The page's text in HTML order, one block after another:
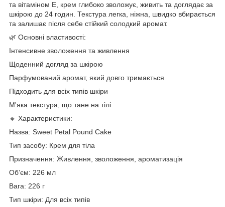
та вітаміном E, крем глибоко зволожує, живить та доглядає за
шкірою до 24 годин. Текстура легка, ніжна, швидко вбирається
та залишає після себе стійкий солодкий аромат.
🌿 Основні властивості:
Інтенсивне зволоження та живлення
Щоденний догляд за шкірою
Парфумований аромат, який довго тримається
Підходить для всіх типів шкіри
М'яка текстура, що тане на тілі
🔸 Характеристики:
Назва: Sweet Petal Pound Cake
Тип засобу: Крем для тіла
Призначення: Живлення, зволоження, ароматизація
Об’єм: 226 мл
Вага: 226 г
Тип шкіри: Для всіх типів